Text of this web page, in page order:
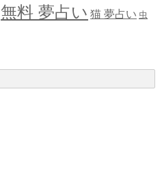
無料 夢占い 猫 夢占い 虫